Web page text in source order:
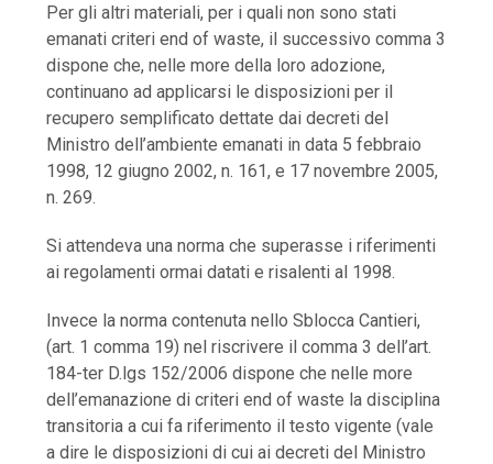
Per gli altri materiali, per i quali non sono stati
emanati criteri end of waste, il successivo comma 3
dispone che, nelle more della loro adozione,
continuano ad applicarsi le disposizioni per il
recupero semplificato dettate dai decreti del
Ministro dell’ambiente emanati in data 5 febbraio
1998, 12 giugno 2002, n. 161, e 17 novembre 2005,
n. 269.
Si attendeva una norma che superasse i riferimenti
ai regolamenti ormai datati e risalenti al 1998.
Invece la norma contenuta nello Sblocca Cantieri,
(art. 1 comma 19) nel riscrivere il comma 3 dell’art.
184-ter D.lgs 152/2006 dispone che nelle more
dell’emanazione di criteri end of waste la disciplina
transitoria a cui fa riferimento il testo vigente (vale
a dire le disposizioni di cui ai decreti del Ministro